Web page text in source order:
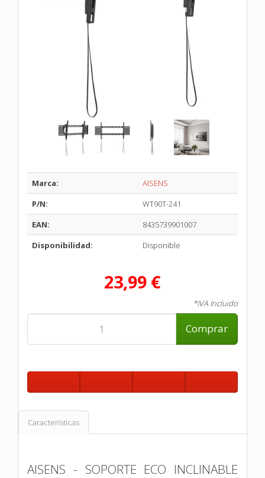
Marca:
AISENS
P/N:
WT90T-241
EAN:
8435739901007
Disponibilidad:
Disponible
23,99 €
*IVA Incluido
Comprar
Características
AISENS - SOPORTE ECO INCLINABLE